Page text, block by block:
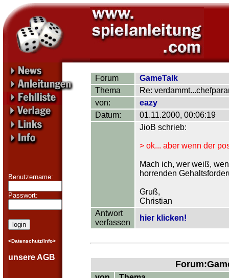
Benutzername:
Passwort:
<Datenschutz/Info>
unsere AGB
Forum
GameTalk
Thema
Re:
von:
eazy
Datum:
01.11.2000, 00:06:19
JioB schrieb:
> ok... aber wenn der
Mach ich, wer weiß,
horrenden
Gruß,
Christian
Antwort
verfassen
hier klicken!